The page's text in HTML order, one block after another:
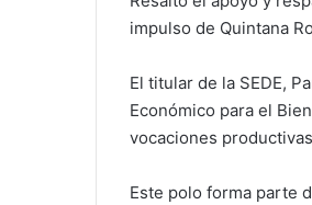
impulso de Quintana
El titular de la SEDE,
Económico para el
vocaciones
Este polo forma parte